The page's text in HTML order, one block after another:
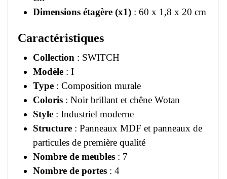
Dimensions étagère (x1) : 60 x 1,8 x 20 cm
Caractéristiques
Collection : SWITCH
Modèle : I
Type : Composition murale
Coloris : Noir brillant et chêne Wotan
Style : Industriel moderne
Structure : Panneaux MDF et panneaux de
particules de première qualité
Nombre de meubles : 7
Nombre de portes : 4